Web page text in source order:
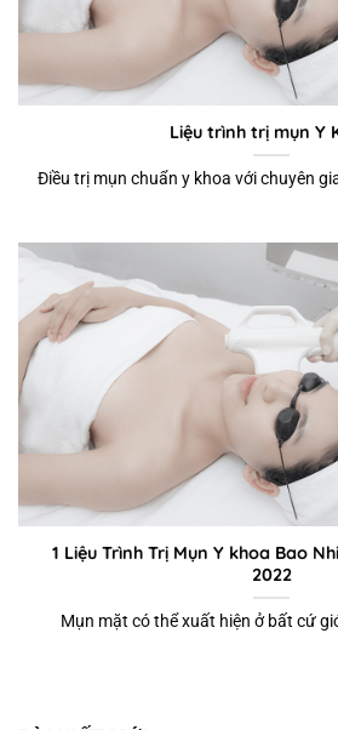
Liệu trình trị mụn Y
Điều trị mụn chuẩn y khoa với chuyên
1 Liệu Trình Trị Mụn Y khoa Bao
2022
Mụn mặt có thể xuất hiện ở bất cứ